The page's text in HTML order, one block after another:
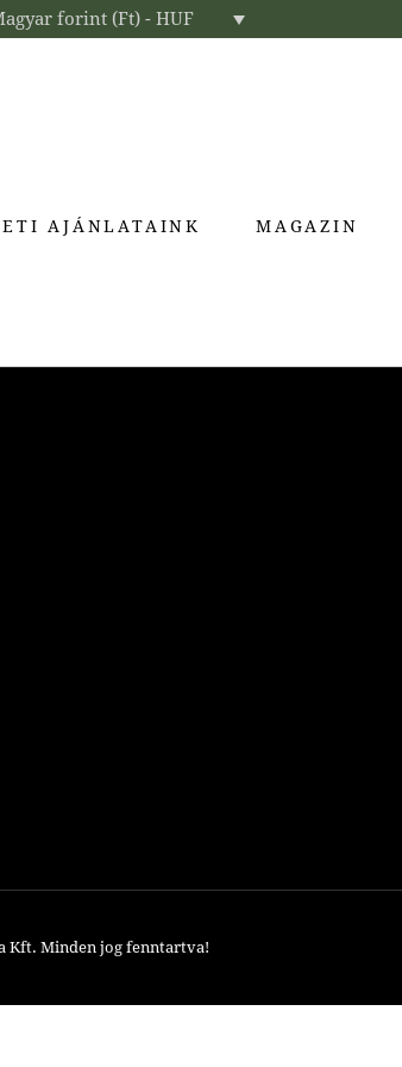
forint (Ft) - HUF
AJÁNLATAINK MAGAZIN
Kft. Minden jog fenntartva!